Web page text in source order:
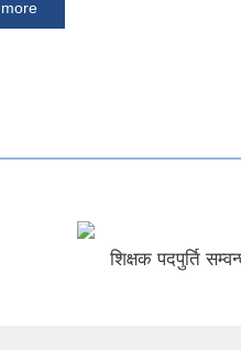
more
शिक्षक पदपुर्ति